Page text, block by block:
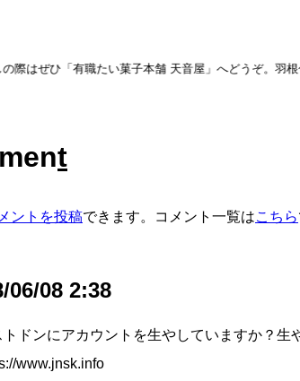
際はぜひ「有職たい菓子本舗 天音屋」へどうぞ。羽
t
ントを投稿できます。コメント一覧はこちら
06/08 2:38
トドンにアカウントを生やしていますか？生
www.jnsk.info